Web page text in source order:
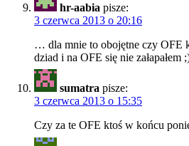
hr-aabia pisze:
3 czerwca 2013 o 20:16
… dla mnie to obojętne czy OFE
dziad i na OFE się nie załapałem
sumatra pisze:
3 czerwca 2013 o 15:35
Czy za te OFE ktoś w końcu